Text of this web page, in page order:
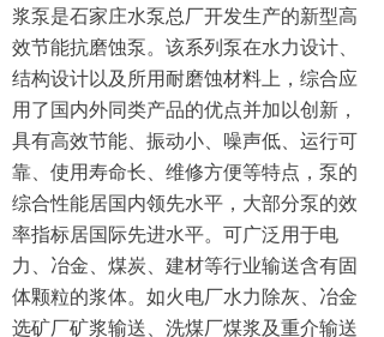
浆泵是石家庄水泵总厂开发生产的新型高
效节能抗磨蚀泵。该系列泵在水力设计、
结构设计以及所用耐磨蚀材料上，综合应
用了国内外同类产品的优点并加以创新，
具有高效节能、振动小、噪声低、运行可
靠、使用寿命长、维修方便等特点，泵的
综合性能居国内领先水平，大部分泵的效
率指标居国际先进水平。可广泛用于电
力、冶金、煤炭、建材等行业输送含有固
体颗粒的浆体。如火电厂水力除灰、冶金
选矿厂矿浆输送、洗煤厂煤浆及重介输送